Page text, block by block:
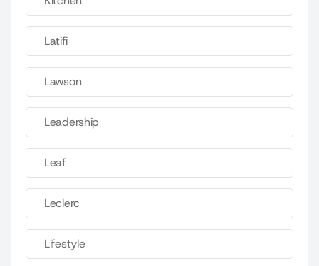
Latifi
Lawson
Leadership
Leaf
Leclerc
Lifestyle